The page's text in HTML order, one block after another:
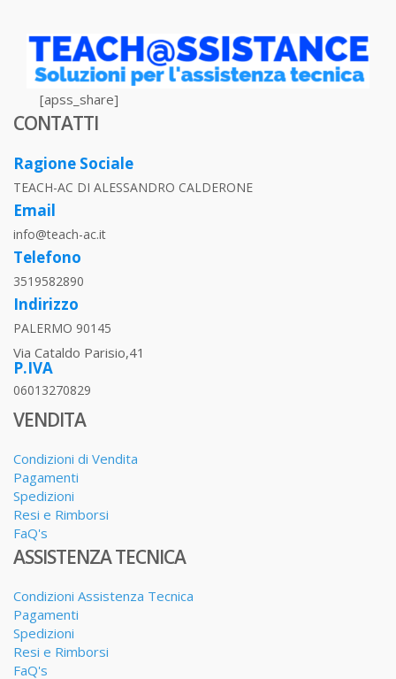
[apss_share]
CONTATTI
Ragione Sociale
TEACH-AC DI ALESSANDRO CALDERONE
Email
info@teach-ac.it
Telefono
3519582890
Indirizzo
PALERMO 90145
Via Cataldo Parisio,41
P.IVA
06013270829
VENDITA
Condizioni di Vendita
Pagamenti
Spedizioni
Resi e Rimborsi
FaQ's
ASSISTENZA TECNICA
Condizioni Assistenza Tecnica
Pagamenti
Spedizioni
Resi e Rimborsi
FaQ's